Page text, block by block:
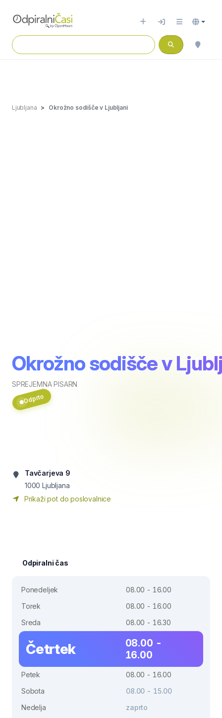
Ljubljana Okrožno sodišče v Ljubljani
Okrožno sodišče v
SPREJEMNA PISARN
Odprto
Tavčarjeva 9
1000 Ljubljana
Prikaži pot do poslovalnice
Odpiralni čas
Ponedeljek
08.00 - 16.00
Torek
08.00 - 16.00
Sreda
08.00 - 16.30
Četrtek
08.00 -
16.00
Petek
08.00 - 16.00
Sobota
08.00 - 15.00
Nedelja
zaprto